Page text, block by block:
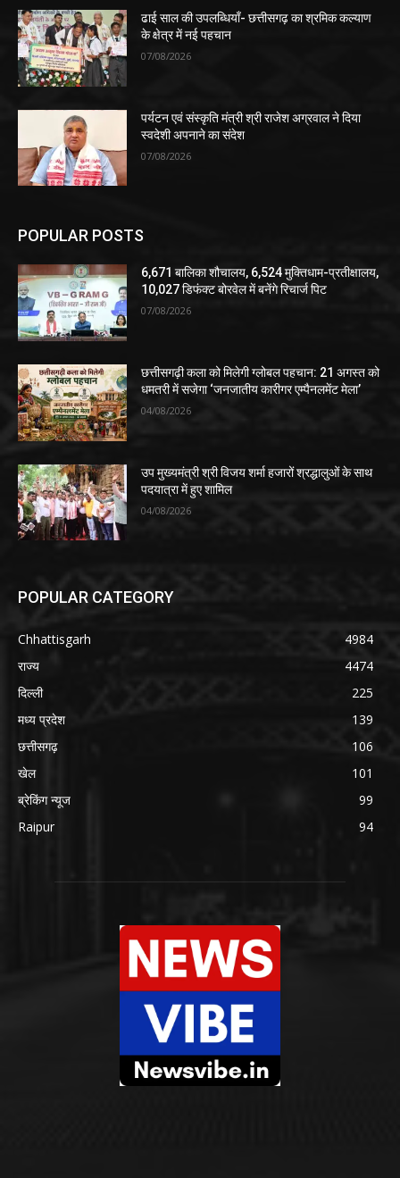
ढाई साल की उपलब्धियाँ- छत्तीसगढ़ का श्रमिक कल्याण
के क्षेत्र में नई पहचान
07/08/2026
पर्यटन एवं संस्कृति मंत्री श्री राजेश अग्रवाल ने दिया
स्वदेशी अपनाने का संदेश
07/08/2026
POPULAR POSTS
6,671 बालिका शौचालय, 6,524 मुक्तिधाम-प्रतीक्षालय,
10,027 डिफंक्ट बोरवेल में बनेंगे रिचार्ज पिट
07/08/2026
​छत्तीसगढ़ी कला को मिलेगी ग्लोबल पहचान: 21 अगस्त को
धमतरी में सजेगा ‘जनजातीय कारीगर एम्पैनलमेंट मेला’
04/08/2026
उप मुख्यमंत्री श्री विजय शर्मा हजारों श्रद्धालुओं के साथ
पदयात्रा में हुए शामिल
04/08/2026
POPULAR CATEGORY
Chhattisgarh
4984
राज्य
4474
दिल्ली
225
मध्य प्रदेश
139
छत्तीसगढ़
106
खेल
101
ब्रेकिंग न्यूज
99
Raipur
94